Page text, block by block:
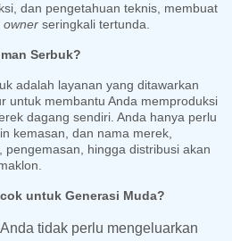
dan pengetahuan teknis, membuat
owner seringkali tertunda.
Serbuk?
adalah layanan yang ditawarkan
untuk membantu Anda memproduksi
dagang sendiri. Anda hanya perlu
kemasan, dan nama merek,
hingga distribusi akan
untuk Generasi Muda?
Anda tidak perlu mengeluarkan